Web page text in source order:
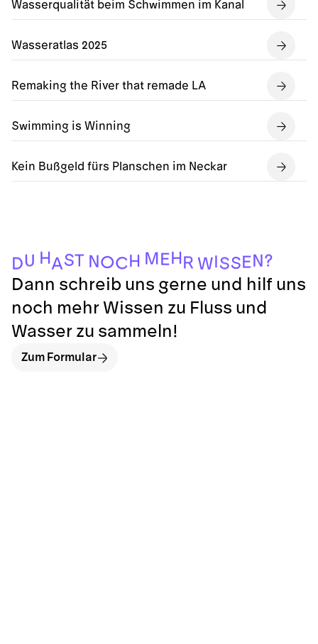
Wasserqualität beim Schwimmen im Kanal
Wasseratlas 2025
Remaking the River that remade LA
Swimming is Winning
Kein Bußgeld fürs Planschen im Neckar
DU H
AST NOC H MEHR WISSE N ?
Dann schreib uns gerne und hilf uns
noch mehr Wissen zu Fluss und
Wasser zu sammeln!
Zum Formular